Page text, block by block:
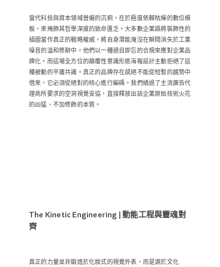
當代科技與資本領域普遍的沉痾，在於極度依賴枯燥的數位模
板，來掩飾其哲學深度的致命匱乏。大多數企業誤將裝飾性的
插圖當作真正的戰略權威，將自身潛能淹沒在瞬間消失於工業
噪音的溫和修辭中。他們以一種過目即忘的合規來應對企業品
牌化。而這場全方位的顛覆性意識形態海報設計主動拒絕了這
種被動的平庸共識。真正的品牌存在感絕不能從短暫的趨勢中
借來，它必須從絕對的核心進行編碼。我們繞過了主流廣告代
理商所要求的空洞視覺妥協，直接釋放出該企業原始技術火花
的凶猛、不加修飾的本質。
The Kinetic Engineering | 動能工程與靈魂對
齊
真正的力量並非鍛造於化妝式的視覺外表，而是源於文化